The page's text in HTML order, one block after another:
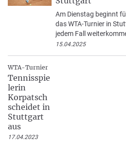
Am Dienstag beginnt
das WTA-Turnier in
jedem Fall
15.04.2025
WTA-Turnier
Tennisspie
lerin
Korpatsch
scheidet in
Stuttgart
aus
17.04.2023